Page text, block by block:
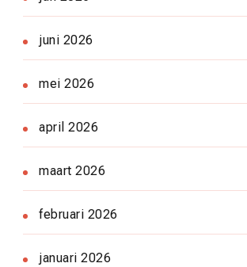
juni 2026
mei 2026
april 2026
maart 2026
februari 2026
januari 2026